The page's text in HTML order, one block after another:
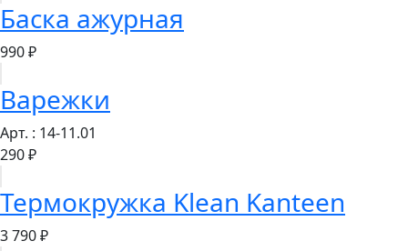
Баска ажурная
990 ₽
Варежки
Арт. : 14-11.01
290 ₽
Термокружка Klean Kanteen
3 790 ₽